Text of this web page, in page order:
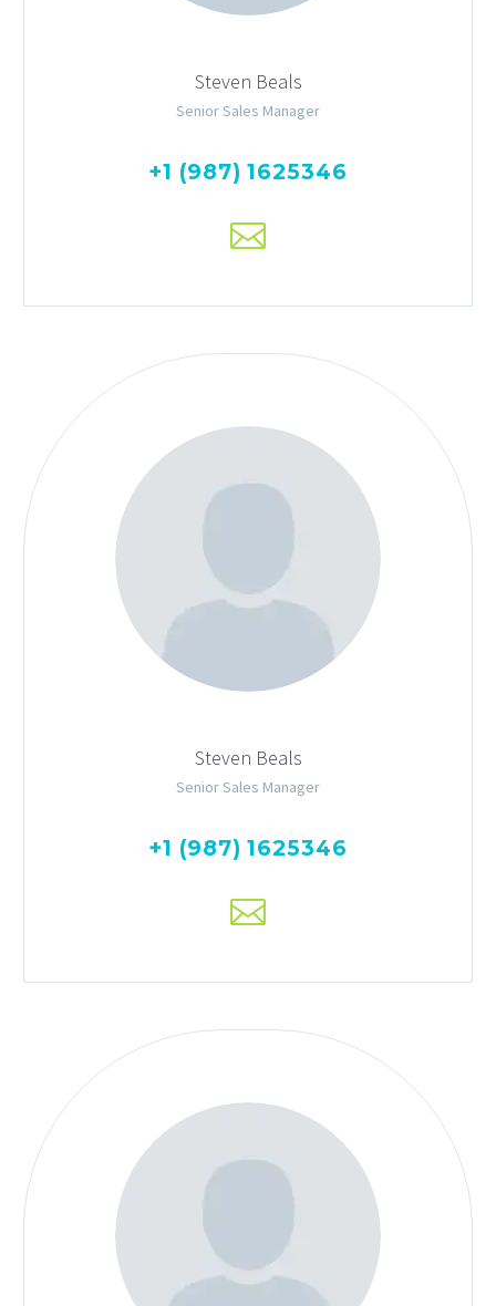
Steven Beals
Senior Sales Manager
+1 (987) 1625346
Steven Beals
Senior Sales Manager
+1 (987) 1625346